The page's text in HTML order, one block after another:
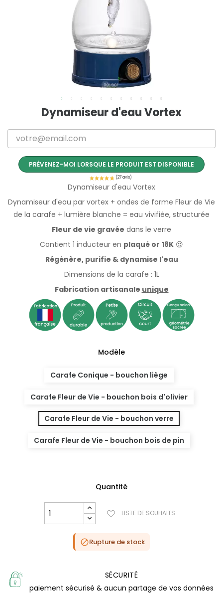
Dynamiseur d'eau Vortex
PRÉVENEZ-MOI LORSQUE LE PRODUIT EST DISPONIBLE
Dynamiseur d'eau Vortex
Dynamiseur d'eau par vortex + ondes de forme Fleur de Vie
de la carafe + lumière blanche = eau vivifiée, structurée
Fleur de vie gravée dans le verre
Contient 1 inducteur en plaqué or 18K 😍
Régénère, purifie & dynamise l'eau
Dimensions de la carafe : 1L
Fabrication artisanale unique
Modèle
Carafe Conique - bouchon liège
Carafe Fleur de Vie - bouchon bois d'olivier
Carafe Fleur de Vie - bouchon verre
Carafe Fleur de Vie - bouchon bois de pin
Quantité
LISTE DE SOUHAITS
Rupture de stock
SÉCURITÉ
paiement sécurisé & aucun partage de vos données